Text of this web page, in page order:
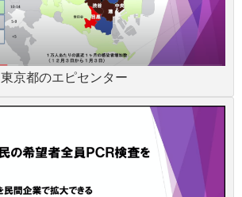
東京都のエピセンター